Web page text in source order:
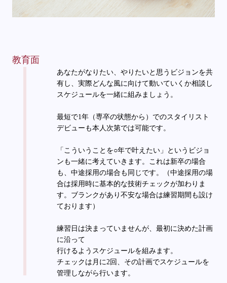
教育面
あなたがなりたい、やりたいと思うビジョンを共
有し、実際どんな風に向けて動いていくか相談し
スケジュールを一緒に組みましょう。
最短で1年（専卒の状態から）でのスタイリスト
デビューも本人次第では可能です。
「こういうことを○年で叶えたい」というビジョ
ンも一緒に考えていきます。これは新卒の場合
も、中途採用の場合も同じです。（中途採用の場
合は採用時に基本的な技術チェックが加わりま
す。ブランクがあり不安な場合は練習期間も設け
ております）
練習日は決まっていませんが、最初に決めた計画
に沿って
行けるようスケジュールを組みます。
チェックは月に2回、その計画でスケジュールを
管理しながら行います。